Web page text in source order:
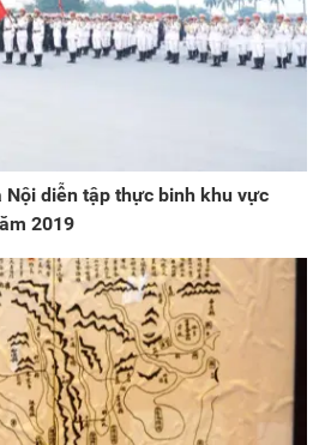
Nội diễn tập thực binh khu vực
2019